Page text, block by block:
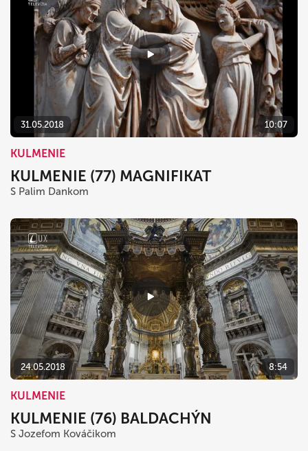
31.05.2018 10:07
KULMENIE
KULMENIE (77) MAGNIFIKAT
S Palim Dankom
24.05.2018 8:54
KULMENIE
KULMENIE (76) BALDACHÝN
S Jozefom Kováčikom